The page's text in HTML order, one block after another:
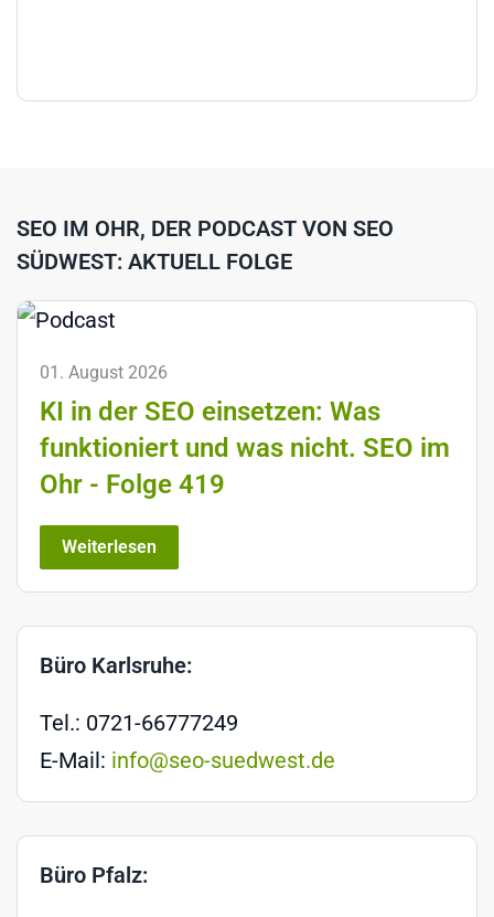
SEO IM OHR, DER PODCAST VON SEO
SÜDWEST: AKTUELL FOLGE
01. August 2026
KI in der SEO einsetzen: Was
funktioniert und was nicht. SEO im
Ohr - Folge 419
Weiterlesen
Büro Karlsruhe:
Tel.: 0721-66777249
E-Mail: info@seo-suedwest.de
Büro Pfalz: